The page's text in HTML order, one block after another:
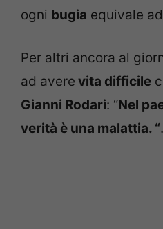
ogni bugia equivale
Per altri ancora al
ad avere vita difficile
Gianni Rodari: “Nel
verità è una malattia. “.